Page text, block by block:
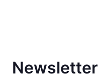
Newsletter